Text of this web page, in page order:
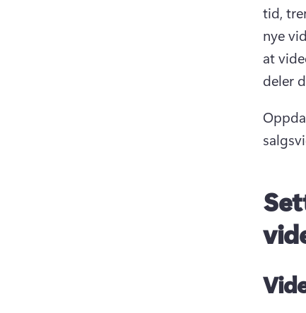
tid,
nye
at
deler